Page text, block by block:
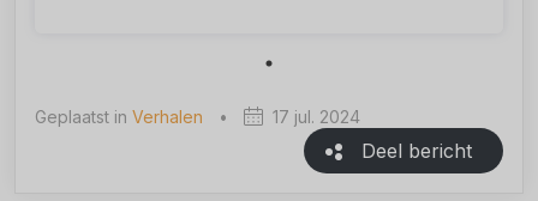
Geplaatst in Verhalen • 17 jul. 2024
Deel bericht